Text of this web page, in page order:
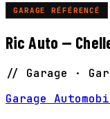
GARAGE RÉFÉRENCÉ
Ric Auto —
// Garage ·
Garage